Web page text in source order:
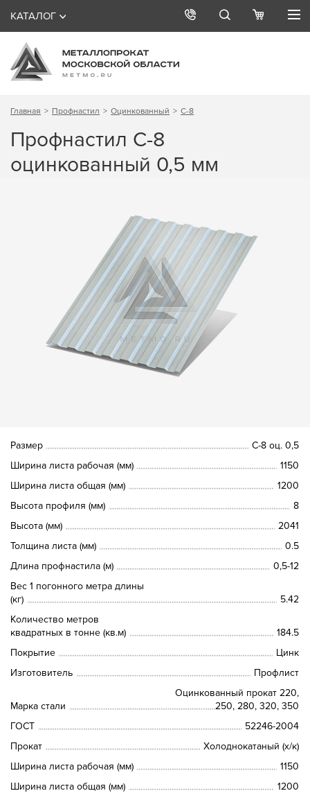
КАТАЛОГ
Главная Профнастил Оцинкованный С-8
Профнастил С-8
оцинкованный 0,5 мм
Размер
С-8 оц. 0,5
Ширина листа рабочая (мм)
1150
Ширина листа общая (мм)
1200
Высота профиля (мм)
8
Высота (мм)
2041
Толщина листа (мм)
0.5
Длина профнастила (м)
0,5-12
Вес 1 погонного метра длины
(кг)
5.42
Количество метров
квадратных в тонне (кв.м)
184.5
Покрытие
Цинк
Изготовитель
Профлист
Марка стали
Оцинкованный прокат 220,
250, 280, 320, 350
ГОСТ
52246-2004
Прокат
Холоднокатаный (х/к)
Ширина листа рабочая (мм)
1150
Ширина листа общая (мм)
1200